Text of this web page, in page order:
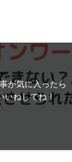
が気に入ったら
いねしてね！